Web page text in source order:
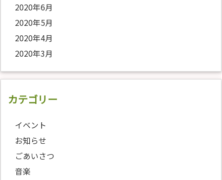
2020年6月
2020年5月
2020年4月
2020年3月
カテゴリー
イベント
お知らせ
ごあいさつ
音楽